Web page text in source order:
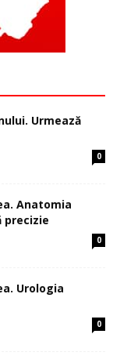
Urmează
0
Anatomia
precizie
0
Urologia
0